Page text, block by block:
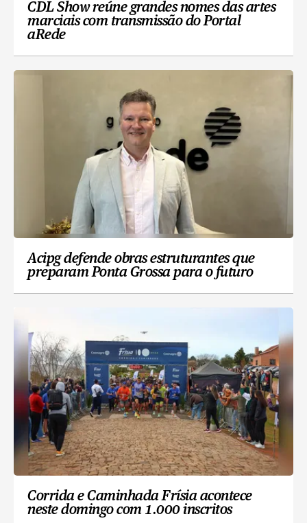
CDL Show reúne grandes nomes das artes
marciais com transmissão do Portal
aRede
Acipg defende obras estruturantes que
preparam Ponta Grossa para o futuro
Corrida e Caminhada Frísia acontece
neste domingo com 1.000 inscritos